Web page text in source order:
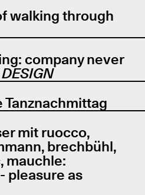
walking through
company never
Tanznachmittag
mit ruocco,
brechbühl,
mauchle:
pleasure as